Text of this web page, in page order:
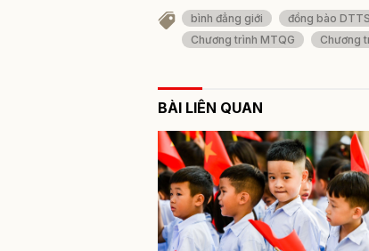
bình đẳng giới đồng bào
Chương trình MTQG
Chương
BÀI LIÊN QUAN